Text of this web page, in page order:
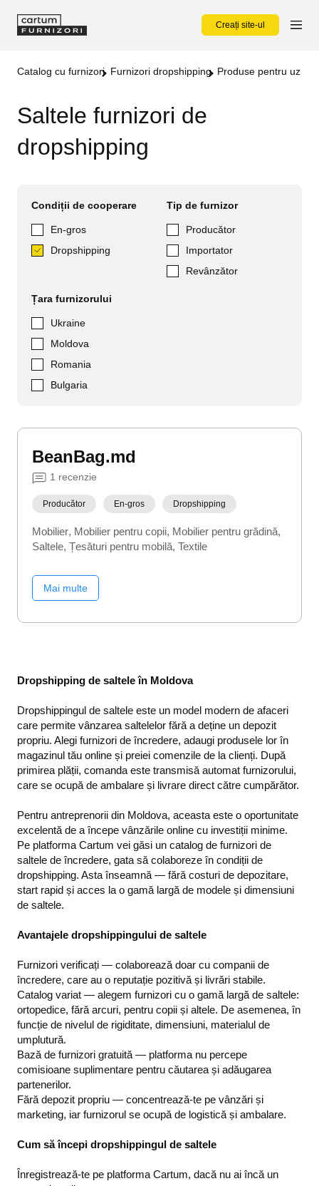
Creați site-ul
Catalog cu furnizori Furnizori dropshipping Produse pentru uz
Saltele furnizori de
dropshipping
Condiții de cooperare
En-gros
Dropshipping
Tip de furnizor
Producător
Importator
Revânzător
Țara furnizorului
Ukraine
Moldova
Romania
Bulgaria
BeanBag.md
1 recenzie
Producător En-gros Dropshipping
Mobilier Mobilier pentru copii Mobilier pentru grădină
Saltele Țesături pentru mobilă Textile
Mai multe
Dropshipping de saltele în Moldova
Dropshippingul de saltele este un model modern de afaceri
care permite vânzarea saltelelor fără a deține un depozit
propriu. Alegi furnizori de încredere, adaugi produsele lor în
magazinul tău online și preiei comenzile de la clienți. După
primirea plății, comanda este transmisă automat furnizorului,
care se ocupă de ambalare și livrare direct către cumpărător.
Pentru antreprenorii din Moldova, aceasta este o oportunitate
excelentă de a începe vânzările online cu investiții minime.
Pe platforma Cartum vei găsi un catalog de furnizori de
saltele de încredere, gata să colaboreze în condiții de
dropshipping. Asta înseamnă — fără costuri de depozitare,
start rapid și acces la o gamă largă de modele și dimensiuni
de saltele.
Avantajele dropshippingului de saltele
Furnizori verificați — colaborează doar cu companii de
încredere, care au o reputație pozitivă și livrări stabile.
Catalog variat — alegem furnizori cu o gamă largă de saltele:
ortopedice, fără arcuri, pentru copii și altele. De asemenea, în
funcție de nivelul de rigiditate, dimensiuni, materialul de
umplutură.
Bază de furnizori gratuită — platforma nu percepe
comisioane suplimentare pentru căutarea și adăugarea
partenerilor.
Fără depozit propriu — concentrează-te pe vânzări și
marketing, iar furnizorul se ocupă de logistică și ambalare.
Cum să începi dropshippingul de saltele
Înregistrează-te pe platforma Cartum, dacă nu ai încă un